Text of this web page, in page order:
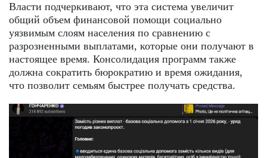
Власти подчеркивают, что эта система увеличит
общий объем финансовой помощи социально
уязвимым слоям населения по сравнению с
разрозненными выплатами, которые они получают в
настоящее время. Консолидация программ также
должна сократить бюрократию и время ожидания,
что позволит семьям быстрее получать средства.